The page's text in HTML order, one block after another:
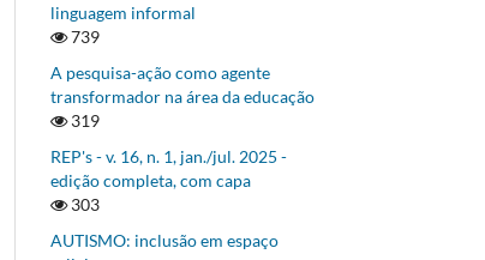
linguagem informal
739
A pesquisa-ação como agente
transformador na área da educação
319
REP's - v. 16, n. 1, jan./jul. 2025 -
edição completa, com capa
303
AUTISMO: inclusão em espaço